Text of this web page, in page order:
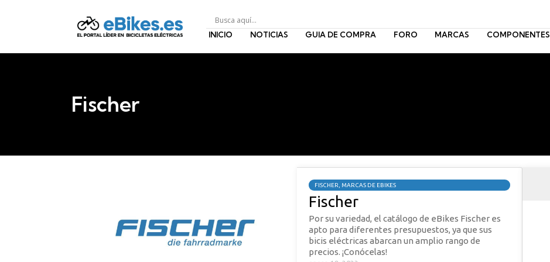
INICIO NOTICIAS GUIA DE COMPRA FORO MARCAS COMPONENTES
Fischer
FISCHER MARCAS DE EBIKES
Fischer
Por su variedad, el catálogo de eBikes Fischer es
apto para diferentes presupuestos, ya que sus
bicis eléctricas abarcan un amplio rango de
precios. ¡Conócelas!